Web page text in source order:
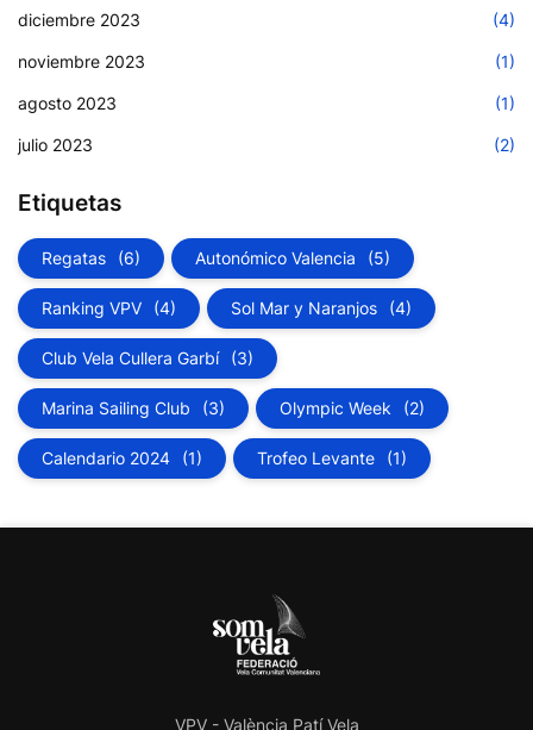
diciembre 2023 (4)
noviembre 2023 (1)
agosto 2023 (1)
julio 2023 (2)
Etiquetas
Regatas (6) Autonómico Valencia (5)
Ranking VPV (4) Sol Mar y Naranjos (4)
Club Vela Cullera Garbí (3)
Marina Sailing Club (3) Olympic Week (2)
Calendario 2024 (1) Trofeo Levante (1)
VPV - València Patí Vela